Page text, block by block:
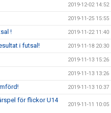
2019-12-02 14:52
2019-11-25 15:55
! 2019-11-22 11:40
i futsal! 2019-11-18 20:30
2019-11-13 15:26
2019-11-13 13:26
2019-11-13 10:37
för flickor U14
2019-11-11 10:05